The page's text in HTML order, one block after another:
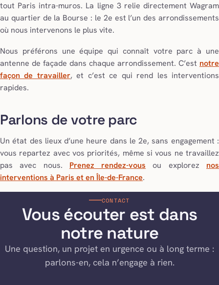
tout Paris intra-muros. La ligne 3 relie directement Wagram
au quartier de la Bourse : le 2e est l’un des arrondissements
où nous intervenons le plus vite.
Nous préférons une équipe qui connaît votre parc à une
antenne de façade dans chaque arrondissement. C’est notre
façon de travailler, et c’est ce qui rend les interventions
rapides.
Parlons de votre parc
Un état des lieux d’une heure dans le 2e, sans engagement :
vous repartez avec vos priorités, même si vous ne travaillez
pas avec nous. Prenez rendez-vous ou explorez nos
interventions à Paris et en Île-de-France.
CONTACT
Vous écouter est dans
notre nature
Une question, un projet en urgence ou à long terme :
parlons-en, cela n’engage à rien.